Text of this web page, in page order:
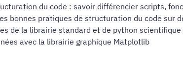
du code : savoir différencier scripts,
bonnes pratiques de structuration du code sur
de la librairie standard et de python scientifique
avec la librairie graphique Matplotlib